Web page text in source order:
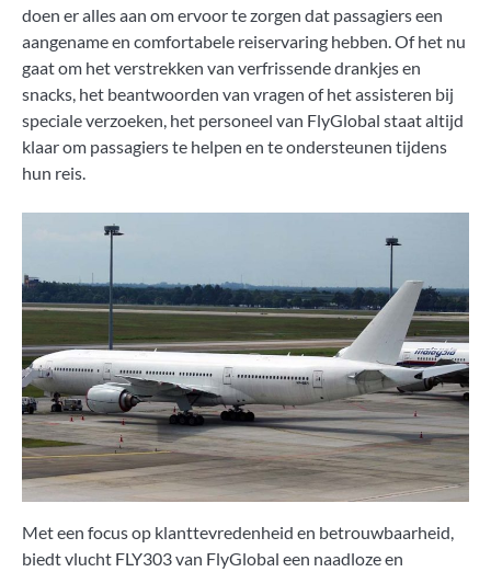
doen er alles aan om ervoor te zorgen dat passagiers een
aangename en comfortabele reiservaring hebben. Of het nu
gaat om het verstrekken van verfrissende drankjes en
snacks, het beantwoorden van vragen of het assisteren bij
speciale verzoeken, het personeel van FlyGlobal staat altijd
klaar om passagiers te helpen en te ondersteunen tijdens
hun reis.
Met een focus op klanttevredenheid en betrouwbaarheid,
biedt vlucht FLY303 van FlyGlobal een naadloze en